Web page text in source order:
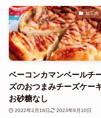
加工肉
ベーコンカマンベールチ
ズのおつまみチーズケー
お砂糖なし
2022年2月16日 2023年9月10日